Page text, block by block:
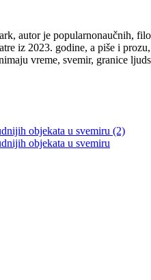
autor je popularnonaučnih,
iz 2023. godine, a piše i
vreme, svemir, granice
objekata u svemiru (2)
objekata u svemiru